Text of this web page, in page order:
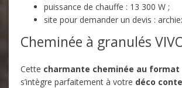
puissance de chauffe : 13 300 W ;
site pour demander un devis :
Cheminée à granulés
Cette charmante cheminée au format
s’intègre parfaitement à votre déco